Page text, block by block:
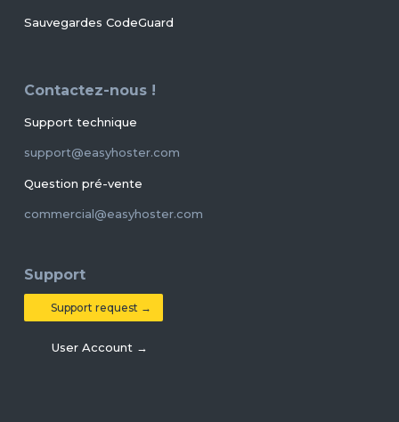
Sauvegardes CodeGuard
Contactez-nous !
Support technique
support@easyhoster.com
Question pré-vente
commercial@easyhoster.com
Support
Support request →
User Account →